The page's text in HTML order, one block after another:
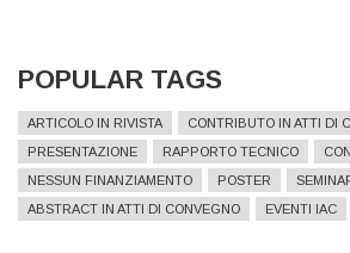
POPULAR TAGS
ARTICOLO IN RIVISTA
CONTRIBUTO IN ATTI DI
PRESENTAZIONE
RAPPORTO TECNICO
NESSUN FINANZIAMENTO
POSTER
ABSTRACT IN ATTI DI CONVEGNO
EVENTI IAC